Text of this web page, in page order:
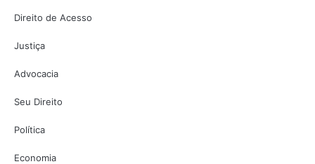
Direito de Acesso
Justiça
Advocacia
Seu Direito
Política
Economia